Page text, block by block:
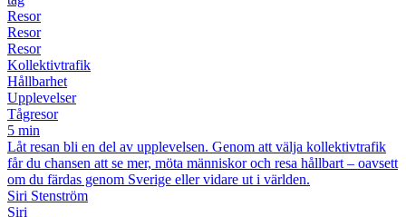
Resor
Resor
Resor
Kollektivtrafik
Hållbarhet
Upplevelser
Tågresor
5 min
Låt resan bli en del av upplevelsen. Genom att välja kollektivtrafik
får du chansen att se mer, möta människor och resa hållbart – oavsett
om du färdas genom Sverige eller vidare ut i världen.
Siri Stenström
Siri